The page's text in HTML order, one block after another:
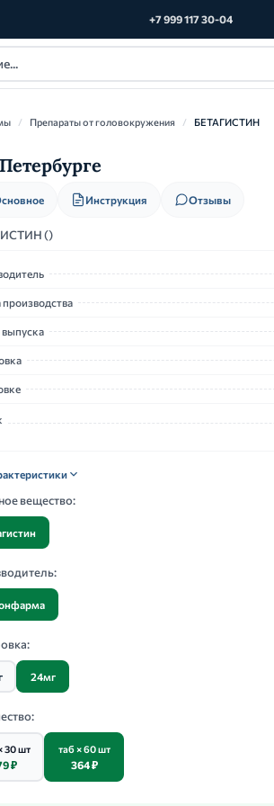
+7 999 117 30-04
/ Препараты от головокружения / БЕТАГИСТИН
Инструкция Отзывы
()
производства
вещество:
24мг
30 шт
₽
таб × 60 шт
364 ₽